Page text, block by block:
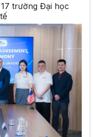
trường Đại học